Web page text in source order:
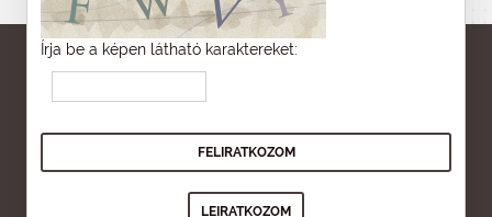
Írja be a képen látható karaktereket: